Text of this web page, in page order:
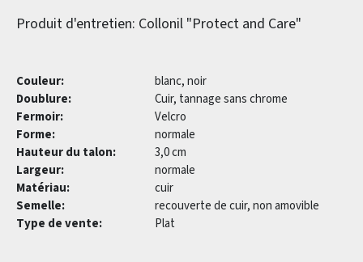
Produit d'entretien: Collonil "Protect and Care"
Couleur:
blanc, noir
Doublure:
Cuir, tannage sans chrome
Fermoir:
Velcro
Forme:
normale
Hauteur du talon:
3,0 cm
Largeur:
normale
Matériau:
cuir
Semelle:
recouverte de cuir, non amovible
Type de vente:
Plat